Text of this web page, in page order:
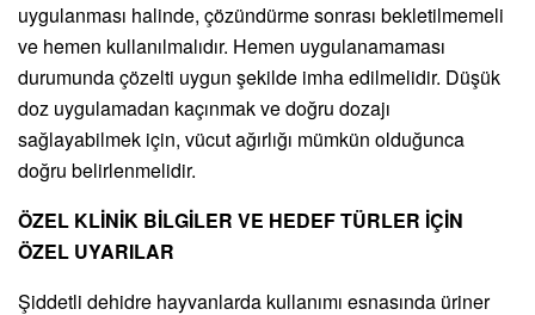
uygulanması halinde, çözündürme sonrası bekletilmemeli
ve hemen kullanılmalıdır. Hemen uygulanamaması
durumunda çözelti uygun şekilde imha edilmelidir. Düşük
doz uygulamadan kaçınmak ve doğru dozajı
sağlayabilmek için, vücut ağırlığı mümkün olduğunca
doğru belirlenmelidir.
ÖZEL KLİNİK BİLGİLER VE HEDEF TÜRLER İÇİN
ÖZEL UYARILAR
Şiddetli dehidre hayvanlarda kullanımı esnasında üriner